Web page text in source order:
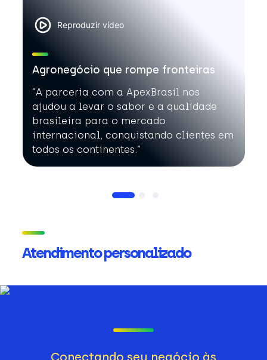
Reproduzir vídeo
Agronegócio que rompe fronteiras
”A parceria com a ApexBrasil nos
ajudou a levar o sabor e a qualidade
brasileira para o mercado
internacional, conquistando clientes em
todos os continentes.”
Atendimento personalizado
Conectando seu negócio às